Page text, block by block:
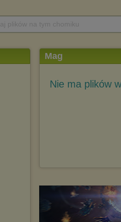
Mag
Nie ma plików